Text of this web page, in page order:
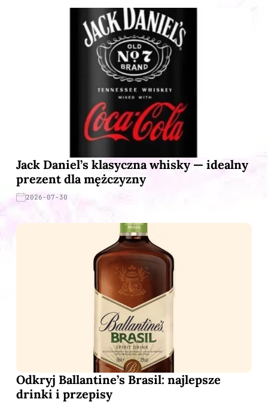
Jack Daniel’s klasyczna whisky — idealny
prezent dla mężczyzny
2026-07-30
Odkryj Ballantine’s Brasil: najlepsze
drinki i przepisy